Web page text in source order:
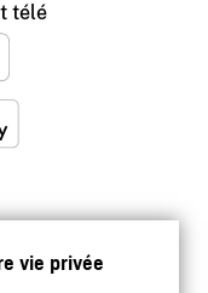
vie privée
télé